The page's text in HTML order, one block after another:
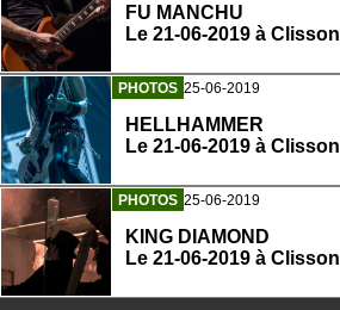
FU MANCHU
Le 21-06-2019 à Clisson
PHOTOS 25-06-2019
HELLHAMMER
Le 21-06-2019 à Clisson
PHOTOS 25-06-2019
KING DIAMOND
Le 21-06-2019 à Clisson